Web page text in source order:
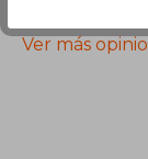
Ver más